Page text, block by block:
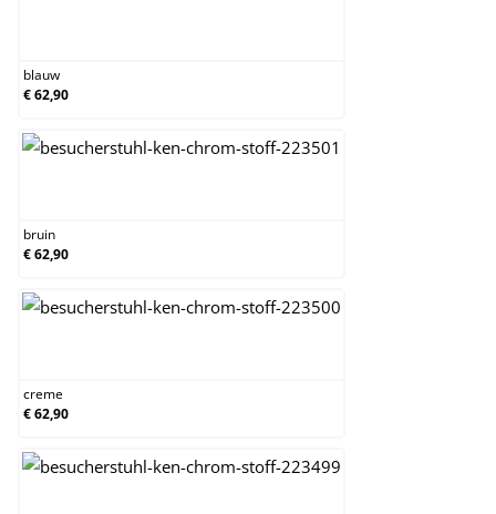
blauw
€ 62,90
bruin
€ 62,90
creme
€ 62,90